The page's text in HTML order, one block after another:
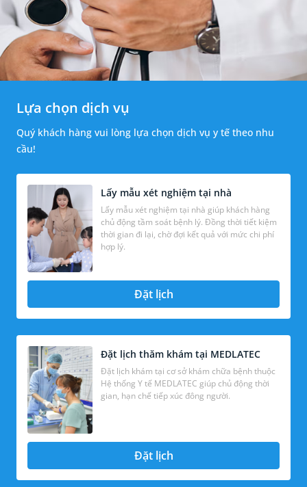
Lựa chọn dịch vụ
Quý khách hàng vui lòng lựa chọn dịch vụ y tế theo nhu
cầu!
Lấy mẫu xét nghiệm tại nhà
Lấy mẫu xét nghiệm tại nhà giúp khách hàng
chủ động tầm soát bệnh lý. Đồng thời tiết kiệm
thời gian đi lại, chờ đợi kết quả với mức chi phí
hợp lý.
Đặt lịch
Đặt lịch thăm khám tại MEDLATEC
Đặt lịch khám tại cơ sở khám chữa bệnh thuộc
Hệ thống Y tế MEDLATEC giúp chủ động thời
gian, hạn chế tiếp xúc đông người.
Đặt lịch